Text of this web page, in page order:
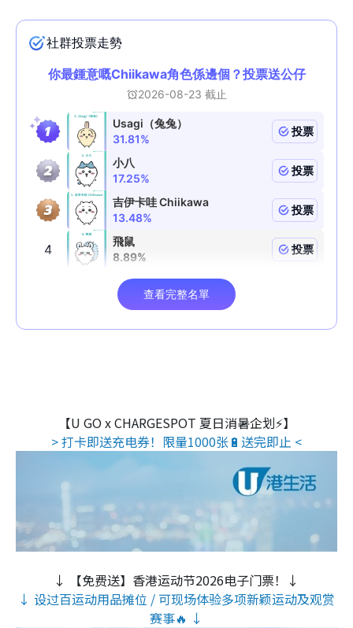
【U GO x CHARGESPOT 夏日消暑企划⚡】
> 打卡即送充电券！限量1000张🔋送完即止 <
↓ 【免费送】香港运动节2026电子门票！↓
↓ 设过百运动用品摊位 / 可现场体验多项新颖运动及观赏
赛事🔥 ↓